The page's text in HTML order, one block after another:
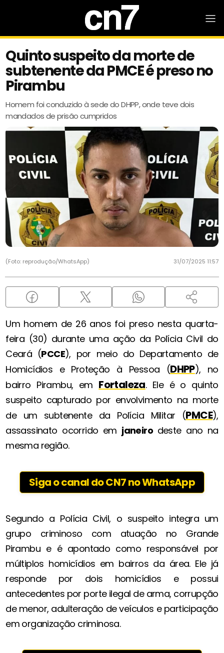
Quinto suspeito da morte de
subtenente da PMCE é preso no
Pirambu
Homem foi conduzido à sede do DHPP, onde teve dois
mandados de prisão cumpridos
(Foto: reprodução/WhatsApp) 31/07/2025 11:57
Um homem de 26 anos foi preso nesta quarta-
feira (30) durante uma ação da Polícia Civil do
Ceará (PCCE), por meio do Departamento de
Homicídios e Proteção à Pessoa (DHPP), no
bairro Pirambu, em Fortaleza. Ele é o quinto
suspeito capturado por envolvimento na morte
de um subtenente da Polícia Militar (PMCE),
assassinato ocorrido em janeiro deste ano na
mesma região.
Siga o canal do CN7 no WhatsApp
Segundo a Polícia Civil, o suspeito integra um
grupo criminoso com atuação no Grande
Pirambu e é apontado como responsável por
múltiplos homicídios em bairros da área. Ele já
responde por dois homicídios e possui
antecedentes por porte ilegal de arma, corrupção
de menor, adulteração de veículos e participação
em organização criminosa.